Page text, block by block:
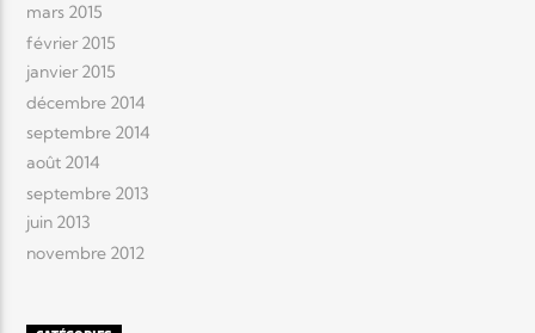
mars 2015
février 2015
janvier 2015
décembre 2014
septembre 2014
août 2014
septembre 2013
juin 2013
novembre 2012